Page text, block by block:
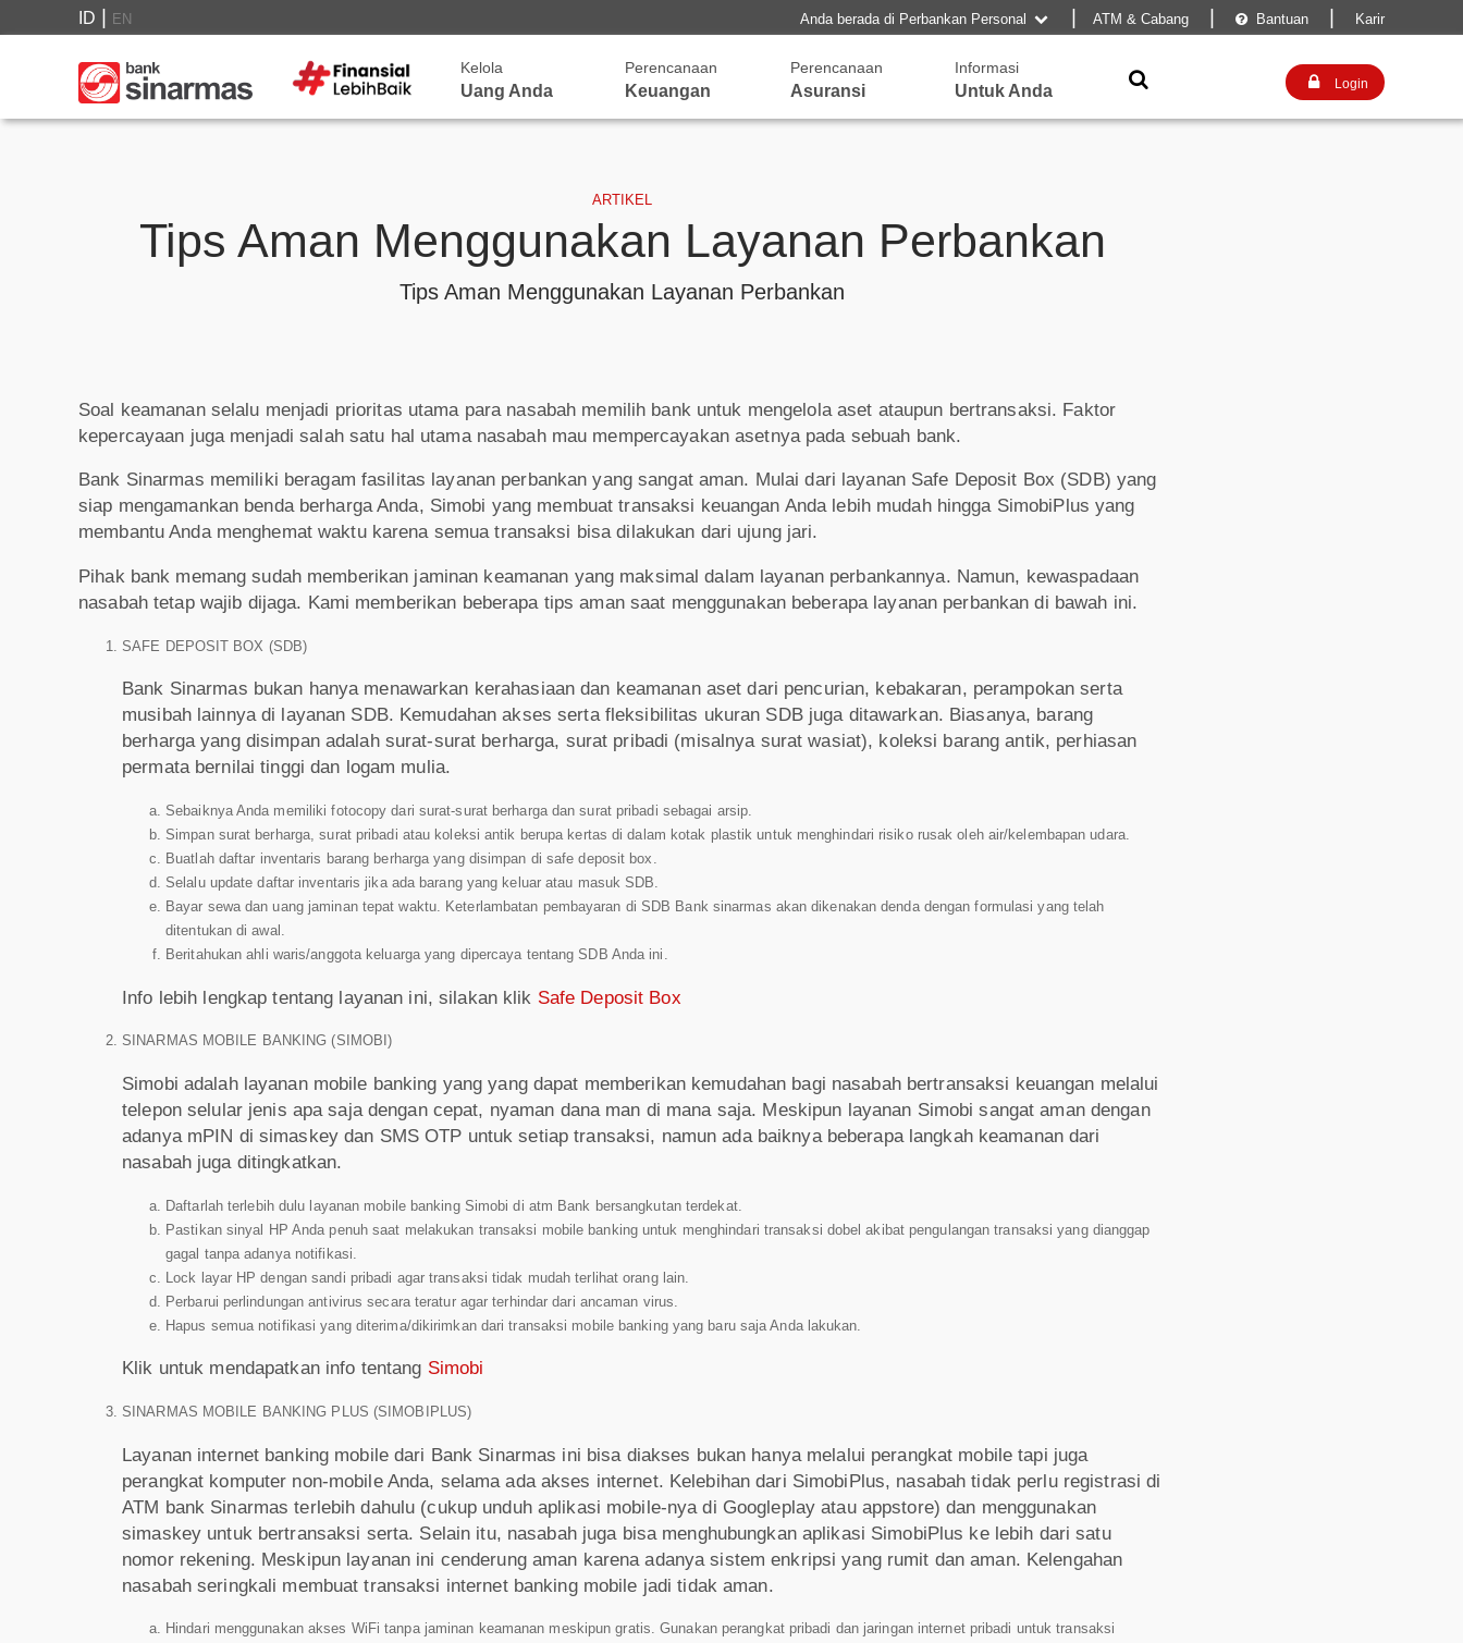
ID EN Anda berada di Perbankan Personal  |ATM & Cabang  Bantuan Karir
Kelola
Uang Anda
Perencanaan
Keuangan
Perencanaan
Asuransi
Informasi
Untuk Anda
  Login
ARTIKEL
Tips Aman Menggunakan Layanan Perbankan
Tips Aman Menggunakan Layanan Perbankan
Soal keamanan selalu menjadi prioritas utama para nasabah memilih bank untuk mengelola aset ataupun bertransaksi. Faktor
kepercayaan juga menjadi salah satu hal utama nasabah mau mempercayakan asetnya pada sebuah bank.
Bank Sinarmas memiliki beragam fasilitas layanan perbankan yang sangat aman. Mulai dari layanan Safe Deposit Box (SDB) yang
siap mengamankan benda berharga Anda, Simobi yang membuat transaksi keuangan Anda lebih mudah hingga SimobiPlus yang
membantu Anda menghemat waktu karena semua transaksi bisa dilakukan dari ujung jari.
Pihak bank memang sudah memberikan jaminan keamanan yang maksimal dalam layanan perbankannya. Namun, kewaspadaan
nasabah tetap wajib dijaga. Kami memberikan beberapa tips aman saat menggunakan beberapa layanan perbankan di bawah ini.
SAFE DEPOSIT BOX (SDB)
Bank Sinarmas bukan hanya menawarkan kerahasiaan dan keamanan aset dari pencurian, kebakaran, perampokan serta
musibah lainnya di layanan SDB. Kemudahan akses serta fleksibilitas ukuran SDB juga ditawarkan. Biasanya, barang
berharga yang disimpan adalah surat-surat berharga, surat pribadi (misalnya surat wasiat), koleksi barang antik, perhiasan
permata bernilai tinggi dan logam mulia.
Sebaiknya Anda memiliki fotocopy dari surat-surat berharga dan surat pribadi sebagai arsip.
Simpan surat berharga, surat pribadi atau koleksi antik berupa kertas di dalam kotak plastik untuk menghindari risiko rusak oleh air/kelembapan udara.
Buatlah daftar inventaris barang berharga yang disimpan di safe deposit box.
Selalu update daftar inventaris jika ada barang yang keluar atau masuk SDB.
Bayar sewa dan uang jaminan tepat waktu. Keterlambatan pembayaran di SDB Bank sinarmas akan dikenakan denda dengan formulasi yang telah
ditentukan di awal.
Beritahukan ahli waris/anggota keluarga yang dipercaya tentang SDB Anda ini.
Info lebih lengkap tentang layanan ini, silakan klik Safe Deposit Box
SINARMAS MOBILE BANKING (SIMOBI)
Simobi adalah layanan mobile banking yang yang dapat memberikan kemudahan bagi nasabah bertransaksi keuangan melalui
telepon selular jenis apa saja dengan cepat, nyaman dana man di mana saja. Meskipun layanan Simobi sangat aman dengan
adanya mPIN di simaskey dan SMS OTP untuk setiap transaksi, namun ada baiknya beberapa langkah keamanan dari
nasabah juga ditingkatkan.
Daftarlah terlebih dulu layanan mobile banking Simobi di atm Bank bersangkutan terdekat.
Pastikan sinyal HP Anda penuh saat melakukan transaksi mobile banking untuk menghindari transaksi dobel akibat pengulangan transaksi yang dianggap
gagal tanpa adanya notifikasi.
Lock layar HP dengan sandi pribadi agar transaksi tidak mudah terlihat orang lain.
Perbarui perlindungan antivirus secara teratur agar terhindar dari ancaman virus.
Hapus semua notifikasi yang diterima/dikirimkan dari transaksi mobile banking yang baru saja Anda lakukan.
Klik untuk mendapatkan info tentang Simobi
SINARMAS MOBILE BANKING PLUS (SIMOBIPLUS)
Layanan internet banking mobile dari Bank Sinarmas ini bisa diakses bukan hanya melalui perangkat mobile tapi juga
perangkat komputer non-mobile Anda, selama ada akses internet. Kelebihan dari SimobiPlus, nasabah tidak perlu registrasi di
ATM bank Sinarmas terlebih dahulu (cukup unduh aplikasi mobile-nya di Googleplay atau appstore) dan menggunakan
simaskey untuk bertransaksi serta. Selain itu, nasabah juga bisa menghubungkan aplikasi SimobiPlus ke lebih dari satu
nomor rekening. Meskipun layanan ini cenderung aman karena adanya sistem enkripsi yang rumit dan aman. Kelengahan
nasabah seringkali membuat transaksi internet banking mobile jadi tidak aman.
Hindari menggunakan akses WiFi tanpa jaminan keamanan meskipun gratis. Gunakan perangkat pribadi dan jaringan internet pribadi untuk transaksi